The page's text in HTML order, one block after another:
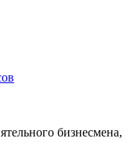
бизнесмена,